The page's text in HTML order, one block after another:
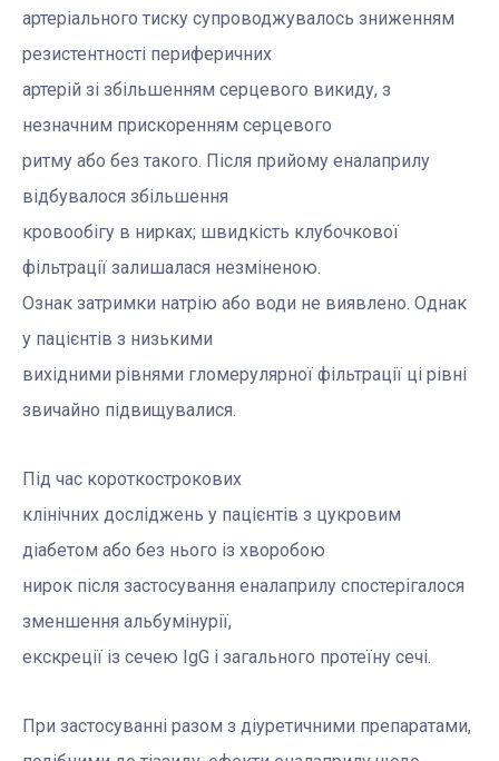
артеріального тиску супроводжувалось зниженням
резистентності периферичних
артерій зі збільшенням серцевого викиду, з
незначним прискоренням серцевого
ритму або без такого. Після прийому еналаприлу
відбувалося збільшення
кровообігу в нирках; швидкість клубочкової
фільтрації залишалася незміненою.
Ознак затримки натрію або води не виявлено. Однак
у пацієнтів з низькими
вихідними рівнями гломерулярної фільтрації ці рівні
звичайно підвищувалися.
Під час короткострокових
клінічних досліджень у пацієнтів з цукровим
діабетом або без нього із хворобою
нирок після застосування еналаприлу спостерігалося
зменшення альбумінурії,
екскреції із сечею ІgG і загального протеїну сечі.
При застосуванні разом з діуретичними препаратами,